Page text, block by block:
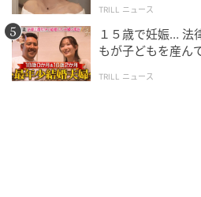
TRILL ニュース
１５歳で妊娠… 法
もが子どもを産ん
TRILL ニュース